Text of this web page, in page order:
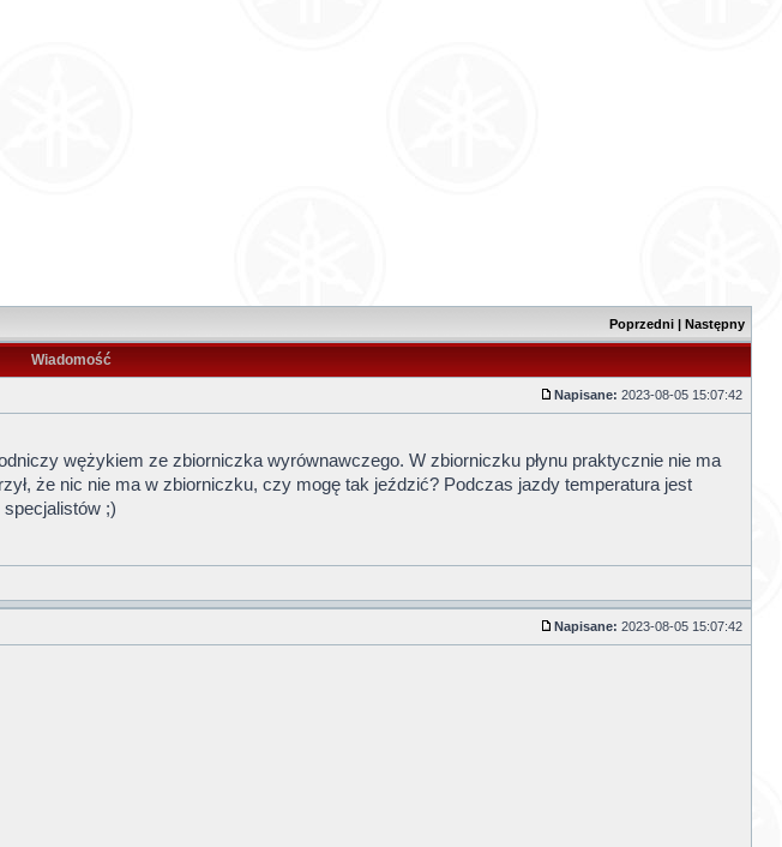
Poprzedni | Następny
Wiadomość
Napisane: 2023-08-05 15:07:42
wężykiem ze zbiorniczka wyrównawczego. W zbiorniczku płynu praktycznie nie ma
że nic nie ma w zbiorniczku, czy mogę tak jeździć? Podczas jazdy temperatura jest
;)
Napisane: 2023-08-05 15:07:42